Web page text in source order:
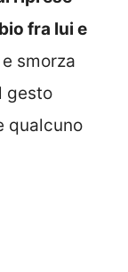
fra lui e
smorza
gesto
qualcuno